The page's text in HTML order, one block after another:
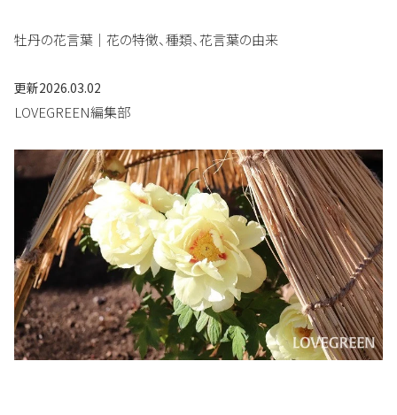
牡丹の花言葉｜花の特徴、種類、花言葉の由来
更新2026.03.02
LOVEGREEN編集部